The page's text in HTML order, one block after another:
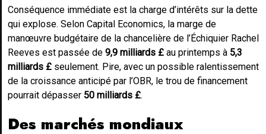
Conséquence immédiate est la charge d’intérêts sur la dette
qui explose. Selon Capital Economics, la marge de
manœuvre budgétaire de la chancelière de l’Échiquier Rachel
Reeves est passée de 9,9 milliards £ au printemps à 5,3
milliards £ seulement. Pire, avec un possible ralentissement
de la croissance anticipé par l’OBR, le trou de financement
pourrait dépasser 50 milliards £.
Des marchés mondiaux